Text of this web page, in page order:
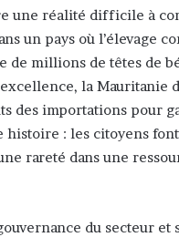
une réalité difficile à
un pays où l’élevage
de millions de têtes de
la Mauritanie
des importations pour
: les citoyens
rareté dans une
du secteur et